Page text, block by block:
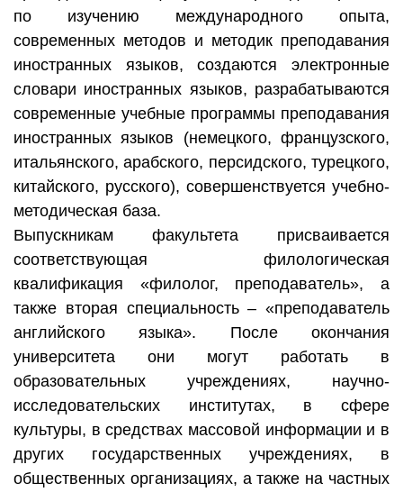
по изучению международного опыта,
современных методов и методик преподавания
иностранных языков, создаются электронные
словари иностранных языков, разрабатываются
современные учебные программы преподавания
иностранных языков (немецкого, французского,
итальянского, арабского, персидского, турецкого,
китайского, русского), совершенствуется учебно-
методическая база.
Выпускникам факультета присваивается
соответствующая филологическая
квалификация «филолог, преподаватель», а
также вторая специальность – «преподаватель
английского языка». После окончания
университета они могут работать в
образовательных учреждениях, научно-
исследовательских институтах, в сфере
культуры, в средствах массовой информации и в
других государственных учреждениях, в
общественных организациях, а также на частных